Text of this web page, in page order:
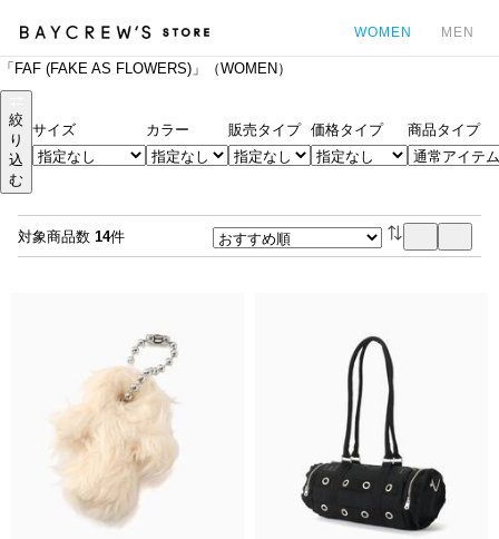
WOMEN MEN
「FAF (FAKE AS FLOWERS)」（WOMEN）
絞
り
込
む
サイズ カラー 販売タイプ 価格タイプ 商品タイプ
対象商品数 14件